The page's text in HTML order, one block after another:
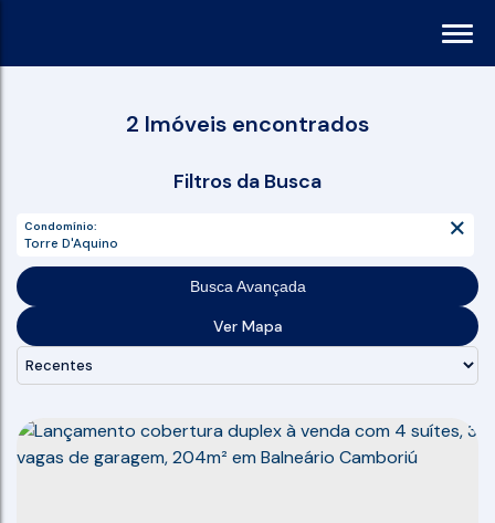
2 Imóveis encontrados
Condomínio:
Torre D'Aquino
Busca Avançada
Ver Mapa